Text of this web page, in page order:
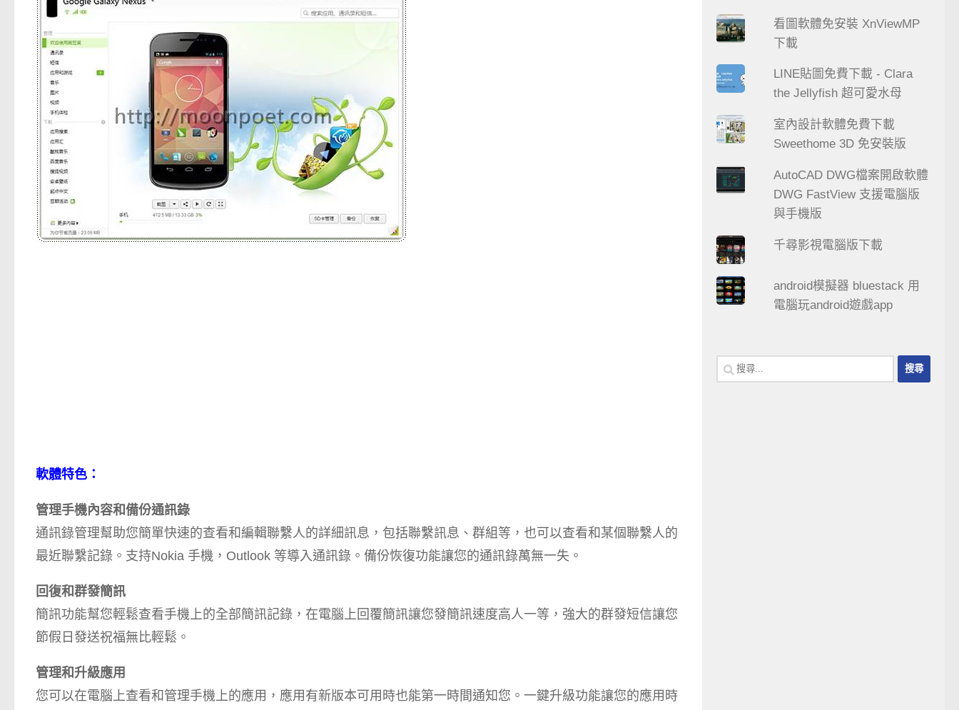
軟體特色：
管理手機內容和備份通訊錄
通訊錄管理幫助您簡單快速的查看和編輯聯繫人的詳細訊息，包括聯繫訊息、群組等，也可以查看和某個聯繫人的
最近聯繫記錄。支持Nokia 手機，Outlook 等導入通訊錄。備份恢復功能讓您的通訊錄萬無一失。
回復和群​​發簡訊
簡訊功能幫您輕鬆查看手機上的全部簡訊記錄，在電腦上回覆簡訊讓您發簡訊速度高人一等，強大的群發短信讓您
節假日發送祝福無比輕鬆。
管理和升級應用
您可以在電腦上查看和管理手機上的應用，應用有新版本可用時也能第一時間通知您。一鍵升級功能讓您的應用時
看圖軟體免安裝 XnViewMP
下載
LINE貼圖免費下載 - Clara
the Jellyfish 超可愛水母
室內設計軟體免費下載
Sweethome 3D 免安裝版
AutoCAD DWG檔案開啟軟體
DWG FastView 支援電腦版
與手機版
千尋影視電腦版下載
android模擬器 bluestack 用
電腦玩android遊戲app
搜
尋